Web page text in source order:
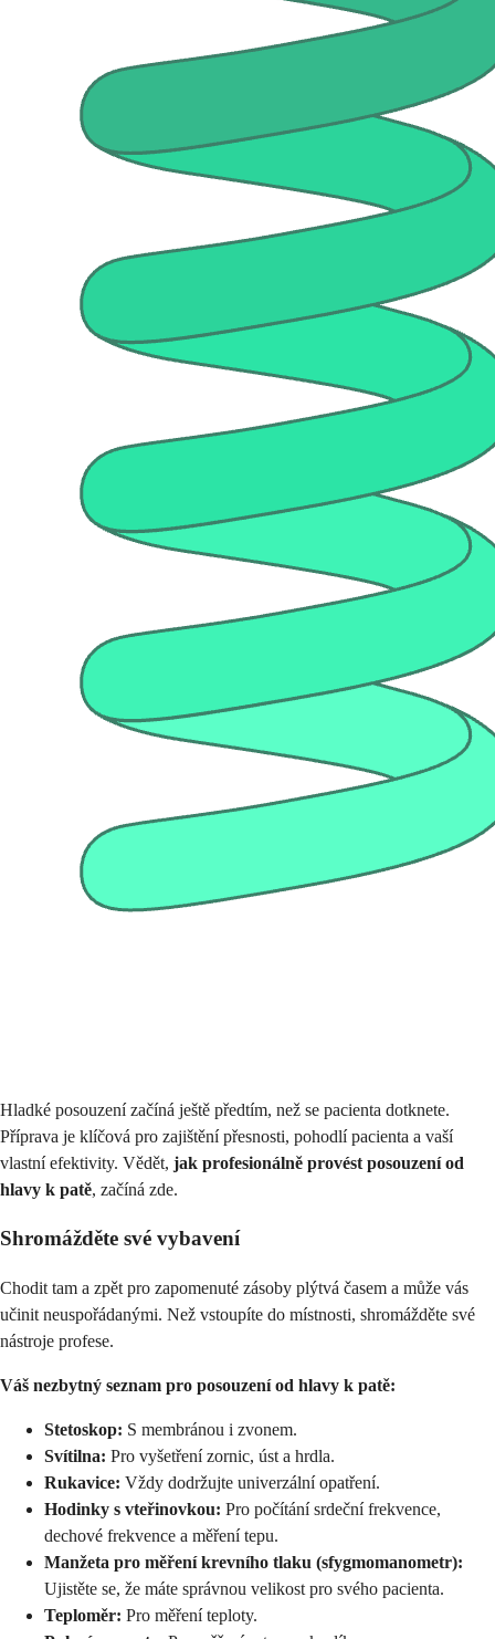
Hladké posouzení začíná ještě předtím, než se pacienta dotknete.
Příprava je klíčová pro zajištění přesnosti, pohodlí pacienta a vaší
vlastní efektivity. Vědět, jak profesionálně provést posouzení od
hlavy k patě, začíná zde.
Shromážděte své vybavení
Chodit tam a zpět pro zapomenuté zásoby plýtvá časem a může vás
učinit neuspořádanými. Než vstoupíte do místnosti, shromážděte své
nástroje profese.
Váš nezbytný seznam pro posouzení od hlavy k patě:
Stetoskop: S membránou i zvonem.
Svítilna: Pro vyšetření zornic, úst a hrdla.
Rukavice: Vždy dodržujte univerzální opatření.
Hodinky s vteřinovkou: Pro počítání srdeční frekvence,
dechové frekvence a měření tepu.
Manžeta pro měření krevního tlaku (sfygmomanometr):
Ujistěte se, že máte správnou velikost pro svého pacienta.
Teploměr: Pro měření teploty.